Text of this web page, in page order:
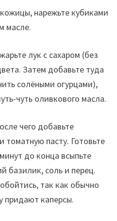
нарежьте кубиками
масле.
лук с сахаром (без
Затем добавьте туда
солёными огурцами),
чуть оливкового масла.
чего добавьте
пасту. Готовьте
до конца всыпьте
базилик, соль и перец.
так как обычно
придают каперсы.